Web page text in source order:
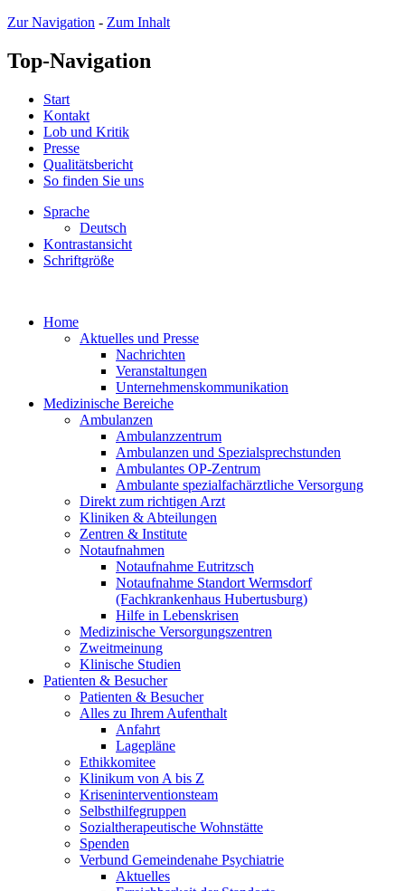
Zur Navigation - Zum Inhalt
Top-Navigation
Start
Kontakt
Lob und Kritik
Presse
Qualitätsbericht
So finden Sie uns
Sprache
Deutsch
Kontrastansicht
Schriftgröße
Home
Aktuelles und Presse
Nachrichten
Veranstaltungen
Unternehmenskommunikation
Medizinische Bereiche
Ambulanzen
Ambulanzzentrum
Ambulanzen und Spezialsprechstunden
Ambulantes OP-Zentrum
Ambulante spezialfachärztliche Versorgung
Direkt zum richtigen Arzt
Kliniken & Abteilungen
Zentren & Institute
Notaufnahmen
Notaufnahme Eutritzsch
Notaufnahme Standort Wermsdorf
(Fachkrankenhaus Hubertusburg)
Hilfe in Lebenskrisen
Medizinische Versorgungszentren
Zweitmeinung
Klinische Studien
Patienten & Besucher
Patienten & Besucher
Alles zu Ihrem Aufenthalt
Anfahrt
Lagepläne
Ethikkomitee
Klinikum von A bis Z
Kriseninterventionsteam
Selbsthilfegruppen
Sozialtherapeutische Wohnstätte
Spenden
Verbund Gemeindenahe Psychiatrie
Aktuelles